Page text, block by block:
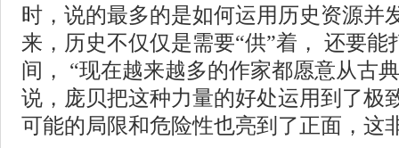
时，说的最多的是如何运用历史资源并
来，历史不仅仅是需要“供”着， 还要能
间， “现在越来越多的作家都愿意从古
说，庞贝把这种力量的好处运用到了极
可能的局限和危险性也亮到了正面，这